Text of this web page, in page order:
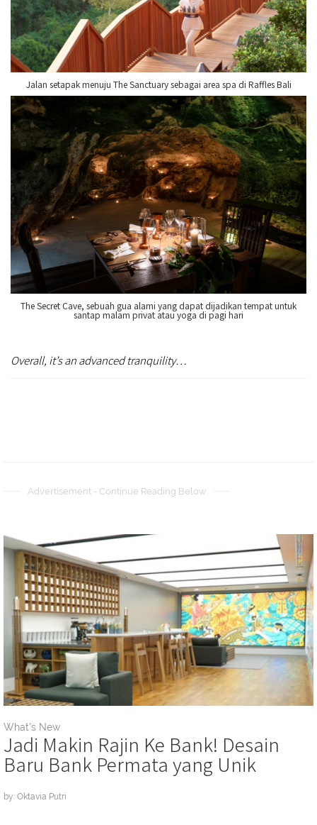
Jalan setapak menuju The Sanctuary sebagai area spa di Raffles Bali
The Secret Cave, sebuah gua alami yang dapat dijadikan tempat untuk
santap malam privat atau yoga di pagi hari
Overall, it’s an advanced tranquility…
Advertisement - Continue Reading Below
What's New
Jadi Makin Rajin Ke Bank! Desain
Baru Bank Permata yang Unik
by: Oktavia Putri